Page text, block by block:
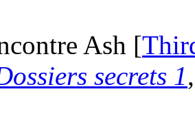
Ash [
secrets 1